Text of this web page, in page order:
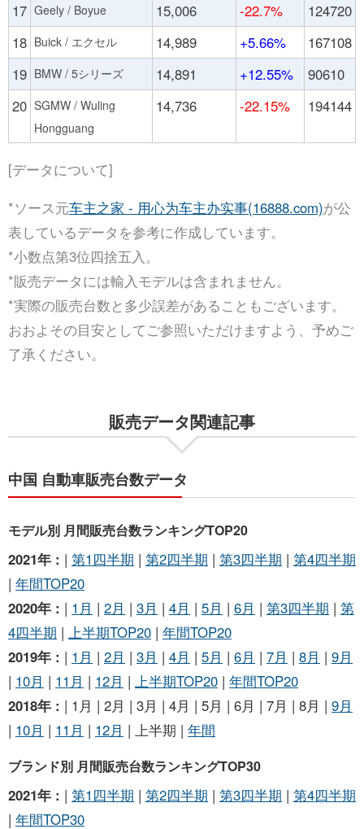
17 Geely / Boyue 15,006 -22.7%
124720
18 Buick / エクセル 14,989 +5.66%
167108
19 BMW / 5シリーズ 14,891 +12.55%
90610
20 SGMW / Wuling
Hongguang
14,736 -22.15% 194144
[データについて]
*ソース元车主之家 - 用心为车主办实事(16888.com)が公
表しているデータを参考に作成しています。
*小数点第3位四捨五入。
*販売データには輸入モデルは含まれません。
*実際の販売台数と多少誤差があることもございます。
おおよその目安としてご参照いただけますよう、予めご
了承ください。
販売データ関連記事
中国 自動車販売台数データ
モデル別 月間販売台数ランキングTOP20
2021年 : | 第1四半期 | 第2四半期 | 第3四半期 | 第4四半期
| 年間TOP20
2020年 : | 1月 | 2月 | 3月 | 4月 | 5月 | 6月 | 第3四半期 | 第
4四半期 | 上半期TOP20 | 年間TOP20
2019年 : | 1月 | 2月 | 3月 | 4月 | 5月 | 6月 | 7月 | 8月 | 9月
| 10月 | 11月 | 12月 | 上半期TOP20 | 年間TOP20
2018年 : | 1月 | 2月 | 3月 | 4月 | 5月 | 6月 | 7月 | 8月 | 9月
| 10月 | 11月 | 12月 | 上半期 | 年間
ブランド別 月間販売台数ランキングTOP30
2021年 : | 第1四半期 | 第2四半期 | 第3四半期 | 第4四半期
| 年間TOP30